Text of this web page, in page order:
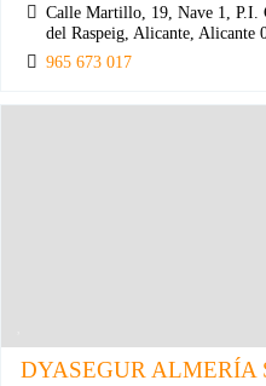
Calle Martillo, 19, Nave 1, P.I.
del Raspeig, Alicante, Alicante
965 673 017
DYASEGUR ALMERÍA